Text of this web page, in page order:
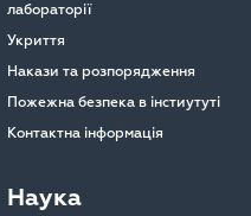
лабораторії
Укриття
Накази та розпорядження
Пожежна безпека в інстиутуті
Контактна інформація
Наука